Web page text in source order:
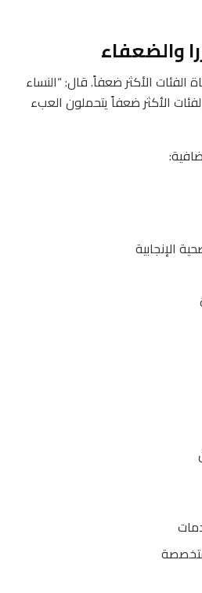
والضعفاء
الفئات الأكثر ضعفاً. قال: “النساء
الأكثر ضعفاً يتحملون العبء
الإنجابية